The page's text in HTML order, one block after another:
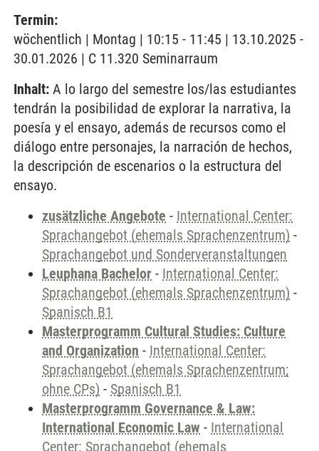
Termin:
wöchentlich | Montag | 10:15 - 11:45 | 13.10.2025 -
30.01.2026 | C 11.320 Seminarraum
Inhalt: A lo largo del semestre los/las estudiantes
tendrán la posibilidad de explorar la narrativa, la
poesía y el ensayo, además de recursos como el
diálogo entre personajes, la narración de hechos,
la descripción de escenarios o la estructura del
ensayo.
zusätzliche Angebote - International Center:
Sprachangebot (ehemals Sprachenzentrum) -
Sprachangebot und Sonderveranstaltungen
Leuphana Bachelor - International Center:
Sprachangebot (ehemals Sprachenzentrum) -
Spanisch B1
Masterprogramm Cultural Studies: Culture
and Organization - International Center:
Sprachangebot (ehemals Sprachenzentrum;
ohne CPs) - Spanisch B1
Masterprogramm Governance & Law:
International Economic Law - International
Center: Sprachangebot (ehemals